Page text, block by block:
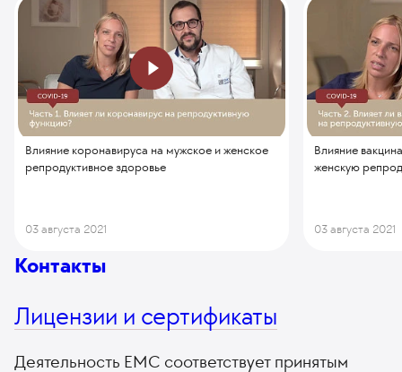
Влияние коронавируса на мужское и женское
репродуктивное здоровье
03 августа 2021
Влияние
женскую
03 августа 2021
Контакты
Лицензии и сертификаты
Деятельность ЕМС соответствует принятым